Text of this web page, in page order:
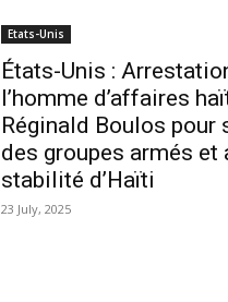
Etats-Unis
États-Unis :
l’homme d’affaires
Réginald Boulos pour
des groupes armés et
stabilité d’Haïti
23 July, 2025